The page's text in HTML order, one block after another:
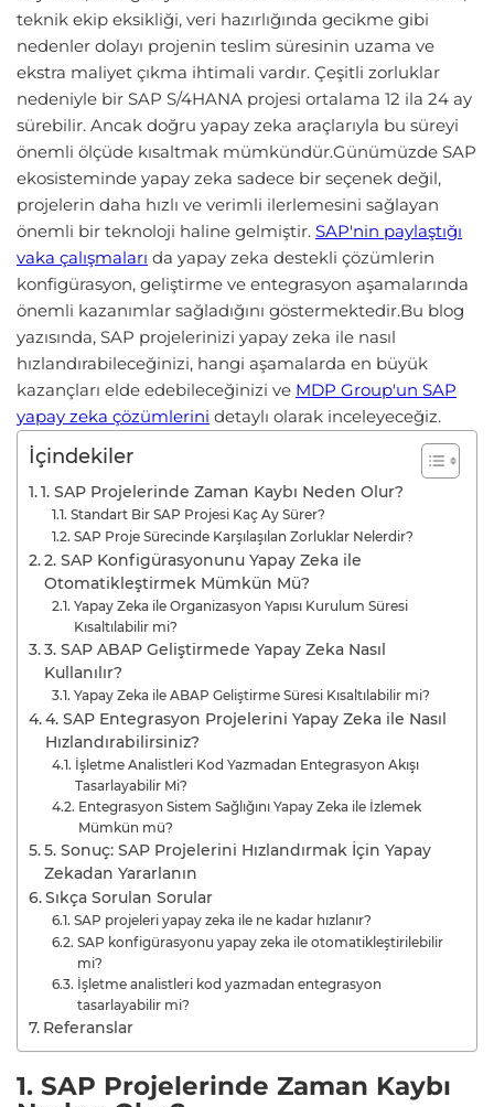
teknik ekip eksikliği, veri hazırlığında gecikme gibi
nedenler dolayı projenin teslim süresinin uzama ve
ekstra maliyet çıkma ihtimali vardır. Çeşitli zorluklar
nedeniyle bir SAP S/4HANA projesi ortalama 12 ila 24 ay
sürebilir. Ancak doğru yapay zeka araçlarıyla bu süreyi
önemli ölçüde kısaltmak mümkündür.Günümüzde SAP
ekosisteminde yapay zeka sadece bir seçenek değil,
projelerin daha hızlı ve verimli ilerlemesini sağlayan
önemli bir teknoloji haline gelmiştir. SAP'nin paylaştığı
vaka çalışmaları da yapay zeka destekli çözümlerin
konfigürasyon, geliştirme ve entegrasyon aşamalarında
önemli kazanımlar sağladığını göstermektedir.Bu blog
yazısında, SAP projelerinizi yapay zeka ile nasıl
hızlandırabileceğinizi, hangi aşamalarda en büyük
kazançları elde edebileceğinizi ve MDP Group'un SAP
yapay zeka çözümlerini detaylı olarak inceleyeceğiz.
İçindekiler
1. SAP Projelerinde Zaman Kaybı Neden Olur?
Standart Bir SAP Projesi Kaç Ay Sürer?
SAP Proje Sürecinde Karşılaşılan Zorluklar Nelerdir?
2. SAP Konfigürasyonunu Yapay Zeka ile
Otomatikleştirmek Mümkün Mü?
Yapay Zeka ile Organizasyon Yapısı Kurulum Süresi
Kısaltılabilir mi?
3. SAP ABAP Geliştirmede Yapay Zeka Nasıl
Kullanılır?
Yapay Zeka ile ABAP Geliştirme Süresi Kısaltılabilir mi?
4. SAP Entegrasyon Projelerini Yapay Zeka ile Nasıl
Hızlandırabilirsiniz?
İşletme Analistleri Kod Yazmadan Entegrasyon Akışı
Tasarlayabilir Mi?
Entegrasyon Sistem Sağlığını Yapay Zeka ile İzlemek
Mümkün mü?
5. Sonuç: SAP Projelerini Hızlandırmak İçin Yapay
Zekadan Yararlanın
Sıkça Sorulan Sorular
SAP projeleri yapay zeka ile ne kadar hızlanır?
SAP konfigürasyonu yapay zeka ile otomatikleştirilebilir
mi?
İşletme analistleri kod yazmadan entegrasyon
tasarlayabilir mi?
Referanslar
1. SAP Projelerinde Zaman Kaybı